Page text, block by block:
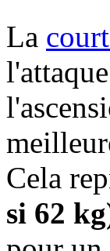
La
Cela
si 62